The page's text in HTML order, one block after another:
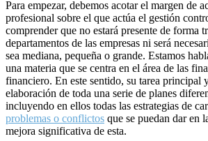
Para empezar, debemos acotar el margen de
profesional sobre el que actúa el gestión
comprender que no estará presente de forma
departamentos de las empresas ni será
sea mediana, pequeña o grande. Estamos
una materia que se centra en el área de las
financiero. En este sentido, su tarea principal
elaboración de toda una serie de planes
incluyendo en ellos todas las estrategias de
problemas o conflictos que se puedan dar en
mejora significativa de esta.